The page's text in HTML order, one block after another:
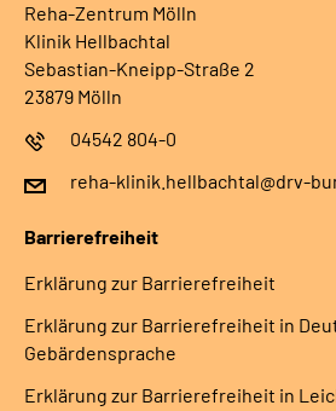
Reha-Zentrum Mölln
Klinik Hellbachtal
Sebastian-Kneipp-Straße 2
23879 Mölln
04542 804-0
reha-klinik.hellbachtal@drv-
Barrierefreiheit
Erklärung zur Barrierefreiheit
Erklärung zur Barrierefreiheit in
Gebärdensprache
Erklärung zur Barrierefreiheit in